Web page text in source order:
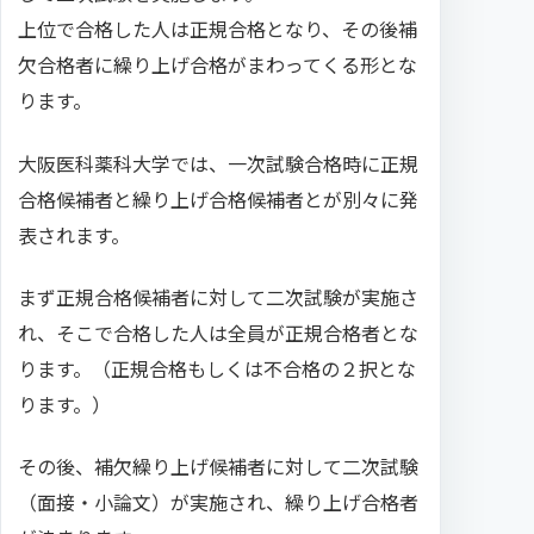
上位で合格した人は正規合格となり、その後補
欠合格者に繰り上げ合格がまわってくる形とな
ります。
大阪医科薬科大学では、一次試験合格時に正規
合格候補者と繰り上げ合格候補者とが別々に発
表されます。
まず正規合格候補者に対して二次試験が実施さ
れ、そこで合格した人は全員が正規合格者とな
ります。（正規合格もしくは不合格の２択とな
ります。）
その後、補欠繰り上げ候補者に対して二次試験
（面接・小論文）が実施され、繰り上げ合格者